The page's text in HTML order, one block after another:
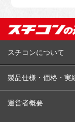
スチコンについて
製品仕様・価格・実
運営者概要